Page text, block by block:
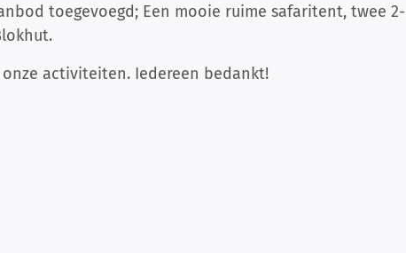
toegevoegd; Een mooie ruime safaritent, twee 2-
activiteiten. Iedereen bedankt!